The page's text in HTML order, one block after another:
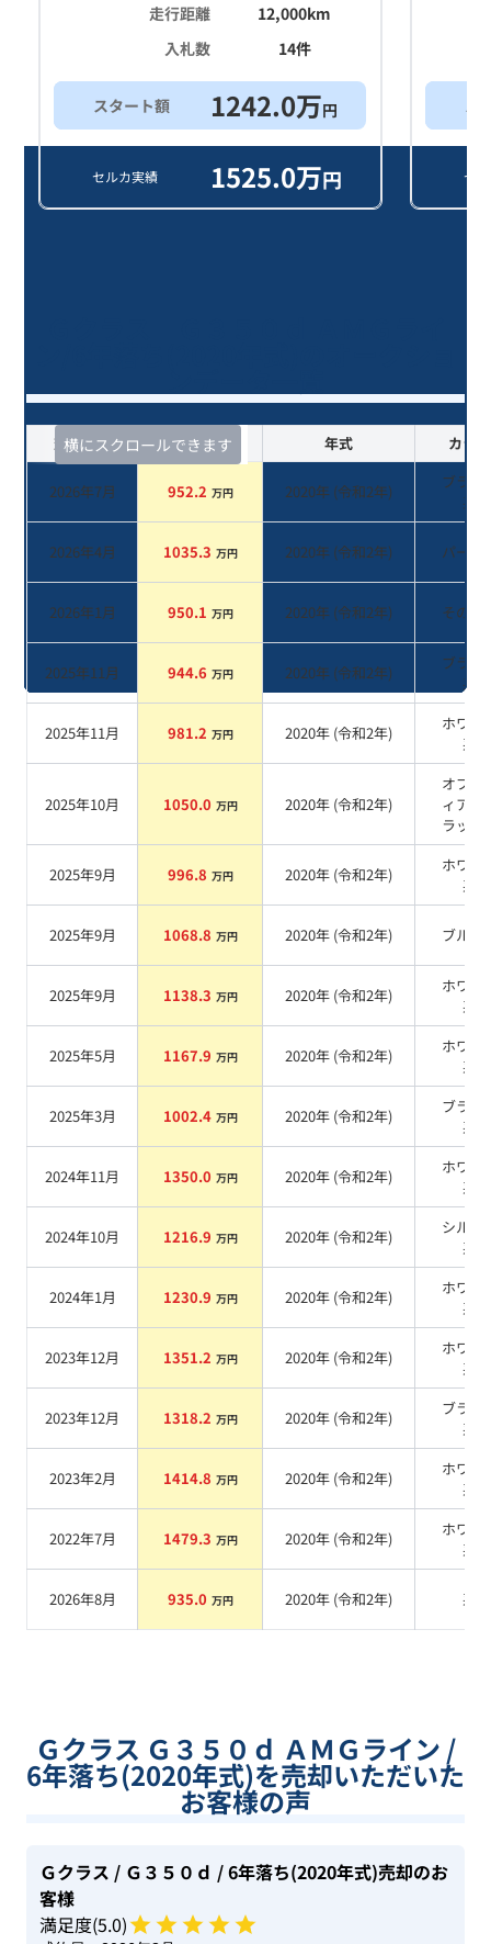
走行距離
12,000km
入札数
14件
スタート額 1242.0万円
セルカ実績 1525.0万円 セ
横にスクロールできます
査定時期 セルカ実績 年式 カラー
2026年7月 952.2 万円 2020年 (令和2年)
ブラッ
系
2026年4月 1035.3 万円 2020年 (令和2年) パール
2026年1月 950.1 万円 2020年 (令和2年) その他
2025年11月 944.6 万円 2020年 (令和2年)
ブラッ
系
2025年11月 981.2 万円 2020年 (令和2年)
ホワイ
系
2025年10月 1050.0 万円 2020年 (令和2年)
オブシ
ィアン
ラック
2025年9月 996.8 万円 2020年 (令和2年)
ホワイ
系
2025年9月 1068.8 万円 2020年 (令和2年) ブルー
2025年9月 1138.3 万円 2020年 (令和2年)
ホワイ
系
2025年5月 1167.9 万円 2020年 (令和2年)
ホワイ
系
2025年3月 1002.4 万円 2020年 (令和2年)
ブラッ
系
2024年11月 1350.0 万円 2020年 (令和2年)
ホワイ
系
2024年10月 1216.9 万円 2020年 (令和2年)
シルバ
系
2024年1月 1230.9 万円 2020年 (令和2年)
ホワイ
系
2023年12月 1351.2 万円 2020年 (令和2年)
ホワイ
系
2023年12月 1318.2 万円 2020年 (令和2年)
ブラッ
系
2023年2月 1414.8 万円 2020年 (令和2年)
ホワイ
系
2022年7月 1479.3 万円 2020年 (令和2年)
ホワイ
系
2026年8月 935.0 万円 2020年 (令和2年) 系
Ｇクラス Ｇ３５０ｄ ＡＭＧライン /
6年落ち(2020年式)を売却いただいた
お客様の声
Ｇクラス / Ｇ３５０ｄ / 6年落ち(2020年式)売却のお
客様
満足度(5.0)